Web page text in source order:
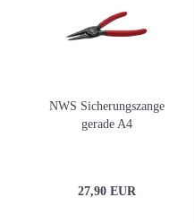
NWS Sicherungszange
gerade A4
27,90 EUR